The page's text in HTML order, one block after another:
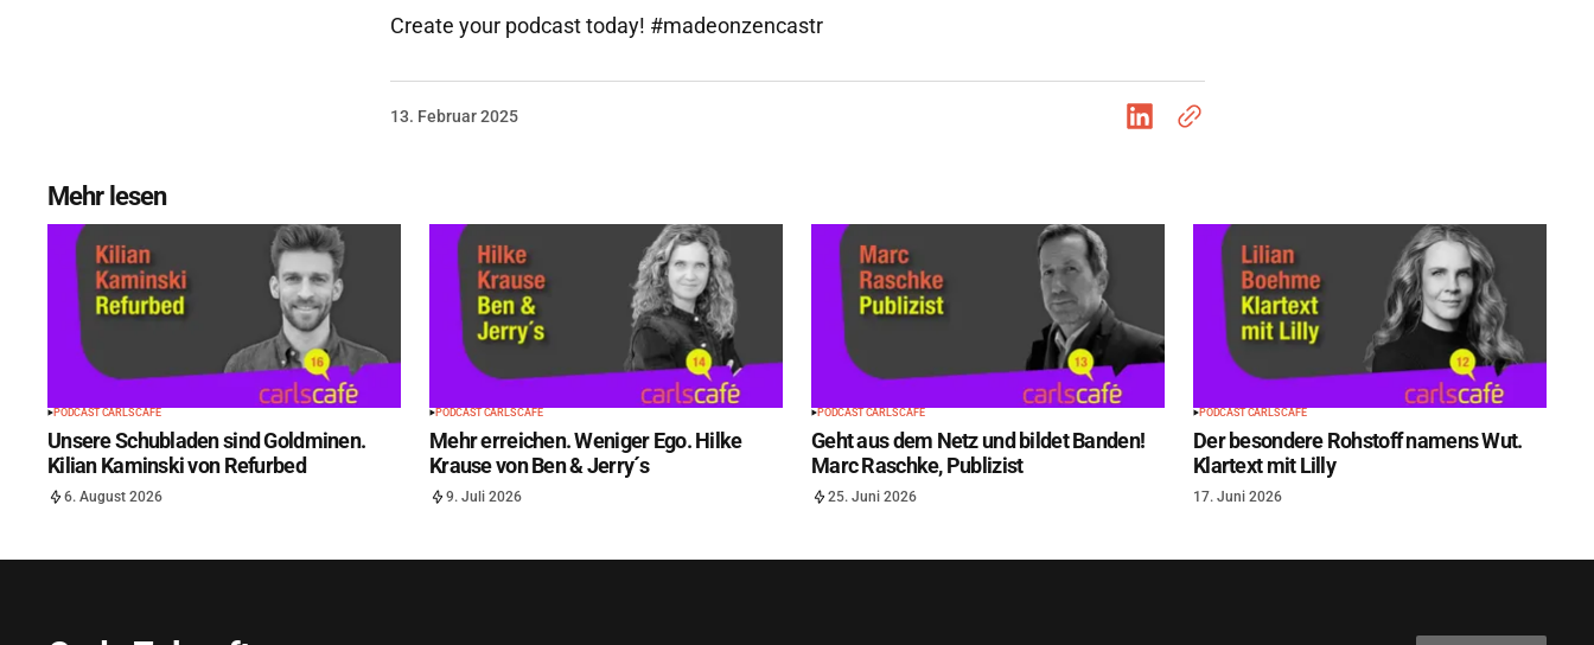
Create your podcast today! #madeonzencastr
13. Februar 2025
Mehr lesen
PODCAST CARLS CAFÉ
Unsere Schubladen sind Goldminen.
Kilian Kaminski von Refurbed
6. August 2026
PODCAST CARLS CAFÉ
Mehr erreichen. Weniger Ego. Hilke
Krause von Ben & Jerry´s
9. Juli 2026
PODCAST CARLS CAFÉ
Geht aus dem Netz und bildet Banden!
Marc Raschke, Publizist
25. Juni 2026
PODCAST CARLS CAFÉ
Der besondere Rohstoff namens Wut.
Klartext mit Lilly
17. Juni 2026